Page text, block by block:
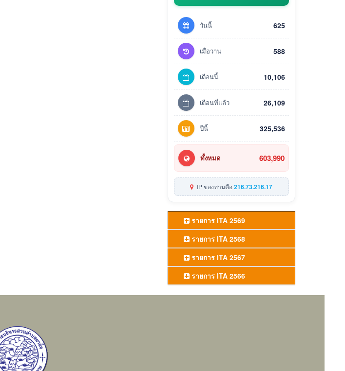
วันนี้ 625
เมื่อวาน 588
เดือนนี้ 10,106
เดือนที่แล้ว 26,109
ปีนี้ 325,536
ทั้งหมด 603,990
IP ของท่านคือ216.73.216.17
รายการ ITA 2569
รายการ ITA 2568
รายการ ITA 2567
รายการ ITA 2566